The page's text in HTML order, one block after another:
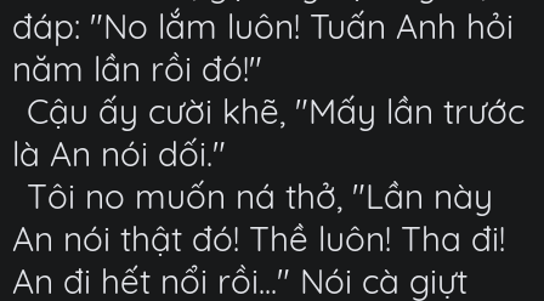
đáp: "No lắm luôn! Tuấn Anh hỏi
năm lần rồi đó!"
Cậu ấy cười khẽ, "Mấy lần trước
là An nói dối."
Tôi no muốn ná thở, "Lần này
An nói thật đó! Thề luôn! Tha đi!
An đi hết nổi rồi..." Nói cà giựt